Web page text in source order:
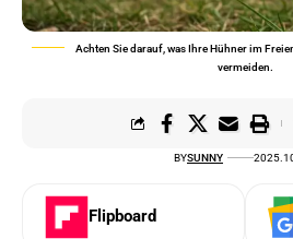
Achten Sie darauf, was Ihre Hühner im
vermeiden.
BYSUNNY
Flipboard